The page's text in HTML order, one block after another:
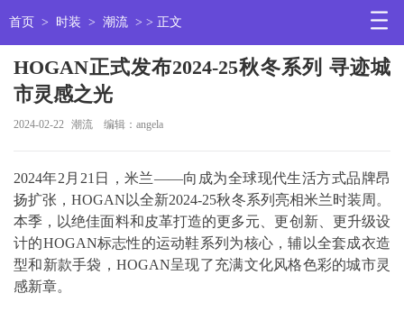
首页 > 时装 > 潮流 > > 正文
HOGAN正式发布2024-25秋冬系列 寻迹城
市灵感之光
2024-02-22 潮流 编辑：angela
2024年2月21日，米兰——向成为全球现代生活方式品牌昂
扬扩张，HOGAN以全新2024-25秋冬系列亮相米兰时装周。
本季，以绝佳面料和皮革打造的更多元、更创新、更升级设
计的HOGAN标志性的运动鞋系列为核心，辅以全套成衣造
型和新款手袋，HOGAN呈现了充满文化风格色彩的城市灵
感新章。